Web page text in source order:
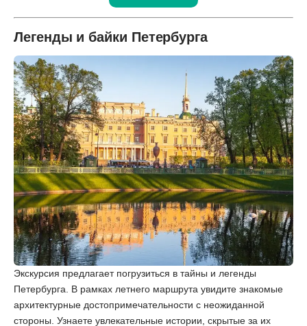
Легенды и байки Петербурга
Экскурсия предлагает погрузиться в тайны и легенды
Петербурга. В рамках летнего маршрута увидите знакомые
архитектурные достопримечательности с неожиданной
стороны. Узнаете увлекательные истории, скрытые за их